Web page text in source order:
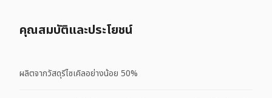
คุณสมบัติและประโยชน์
ผลิตจากวัสดุรีไซเคิลอย่างน้อย 50%